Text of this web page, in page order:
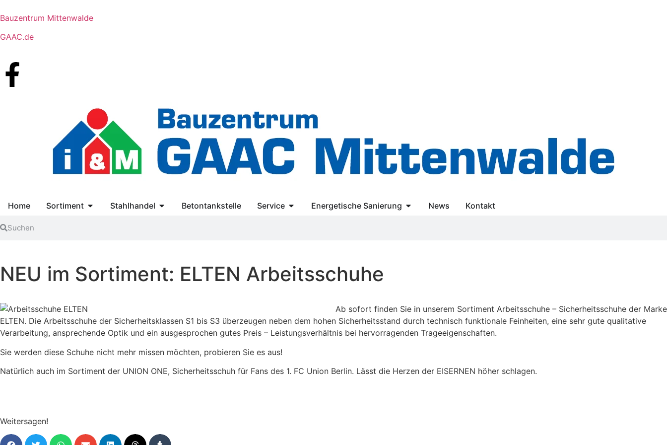
Bauzentrum Mittenwalde
GAAC.de
Home Sortiment Stahlhandel Betontankstelle Service Energetische Sanierung News Kontakt
NEU im Sortiment: ELTEN Arbeitsschuhe
Ab sofort finden Sie in unserem Sortiment Arbeitsschuhe – Sicherheitsschuhe der Marke
ELTEN. Die Arbeitsschuhe der Sicherheitsklassen S1 bis S3 überzeugen neben dem hohen Sicherheitsstand durch technisch funktionale Feinheiten, eine sehr gute qualitative
Verarbeitung, ansprechende Optik und ein ausgesprochen gutes Preis – Leistungsverhältnis bei hervorragenden Trageeigenschaften.
Sie werden diese Schuhe nicht mehr missen möchten, probieren Sie es aus!
Natürlich auch im Sortiment der UNION ONE, Sicherheitsschuh für Fans des 1. FC Union Berlin. Lässt die Herzen der EISERNEN höher schlagen.
Weitersagen!